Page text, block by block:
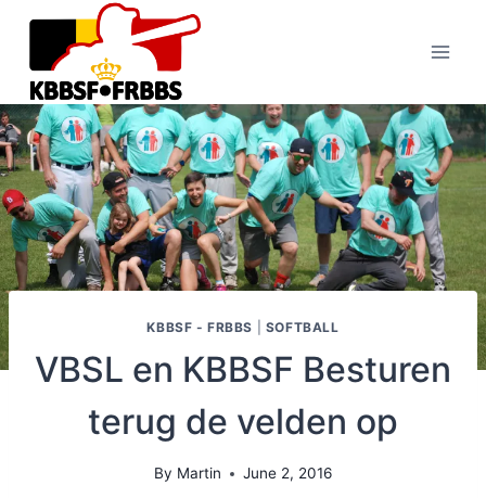
Skip
content
KBBSF - FRBBS SOFTBALL
VBSL en KBBSF Besturen
terug de velden op
By Martin June 2, 2016